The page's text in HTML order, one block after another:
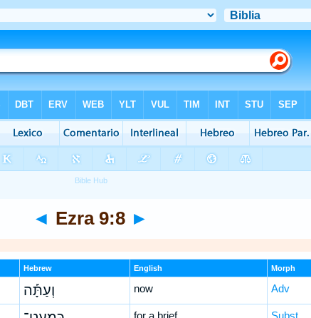
◄ Ezra 9:8 ►
Hebrew English Morph
וְעַתָּ֡ה now Adv
for a brief Subst